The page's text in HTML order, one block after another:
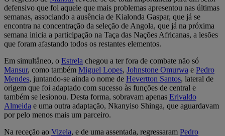
defensivo que foi aquele que mais problemas apresentou nas últimas
semanas, associando a ausência de Kialonda Gaspar, que já se
encontra na concentração da seleção de Angola, que já na próxima
semana inicia a participação na Taça das Nações Africanas, a lesões
que foram afastando todos os restantes elementos.
Em simultâneo, o Estrela chegou a ter fora de combate não só
Mansur, como também Miguel Lopes, Johnstone Omurwa e Pedro
Mendes, juntando-se ainda o nome de Hevertton Santos, lateral de
origem que foi adaptado com sucesso às funções de central e
também se lesionou. Desta forma, sobravam apenas Erivaldo
Almeida e uma outra adaptação, Nkanyiso Shinga, que aguardavam
por pelo menos mais um parceiro.
Na receção ao Vizela, e de uma assentada, regressaram Pedro